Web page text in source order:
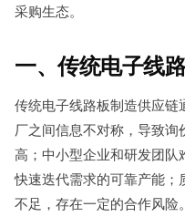
采购生态。
一、传统电子线
传统电子线路板制造供应
厂之间信息不对称，导致
高；中小型企业和研发团队
快速迭代需求的可靠产能
不足，存在一定的合作风